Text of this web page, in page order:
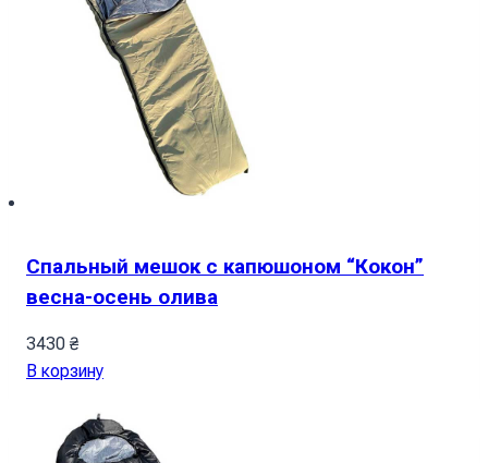
Спальный мешок с капюшоном “Кокон”
весна-осень олива
3430 ₴
В корзину